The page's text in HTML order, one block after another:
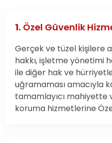
1. Özel Güvenlik
Gerçek ve tüzel kişilere
hakkı, işletme yönetimi
ile diğer hak ve
uğramaması amacıyla
tamamlayıcı mahiyette
koruma hizmetlerine